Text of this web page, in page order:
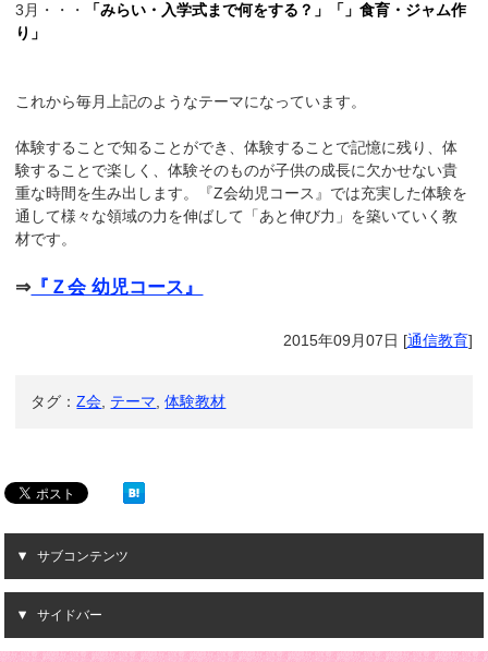
3月・・・
「みらい・入学式まで何をする？」「」食育・ジャム作
り」
これから毎月上記のようなテーマになっています。
体験することで知ることができ、体験することで記憶に残り、体
験することで楽しく、体験そのものが子供の成長に欠かせない貴
重な時間を生み出します。『Z会幼児コース』では充実した体験を
通して様々な領域の力を伸ばして「あと伸び力」を築いていく教
材です。
⇒ 『Ｚ会 幼児コース』
2015年09月07日 [通信教育]
タグ：Z会 テーマ ,体験教材
サブコンテンツ
サイドバー